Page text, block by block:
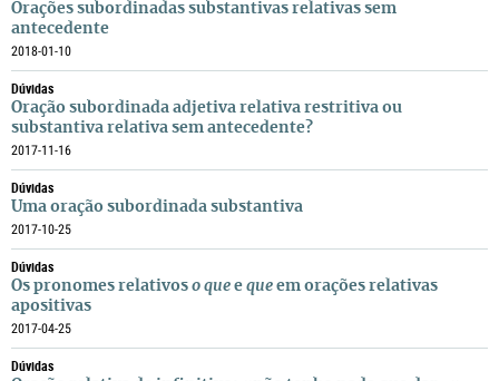
Orações subordinadas substantivas relativas sem
antecedente
2018-01-10
Dúvidas
Oração subordinada adjetiva relativa restritiva ou
substantiva relativa sem antecedente?
2017-11-16
Dúvidas
Uma oração subordinada substantiva
2017-10-25
Dúvidas
Os pronomes relativos o que e que em orações relativas
apositivas
2017-04-25
Dúvidas